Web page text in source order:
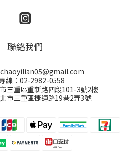
聯絡我們
chaoyilian05@gmail.com
線：02-2982-0558
三重區重新路四段101-3號2樓
市三重區捷運路19巷2弄3號